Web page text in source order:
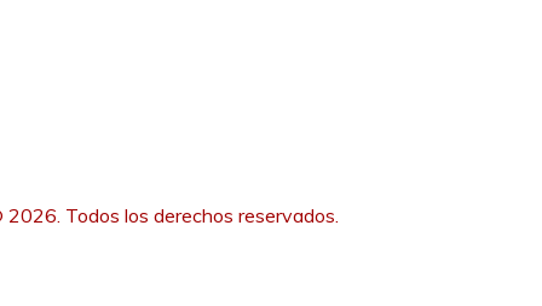
Todos los derechos reservados.